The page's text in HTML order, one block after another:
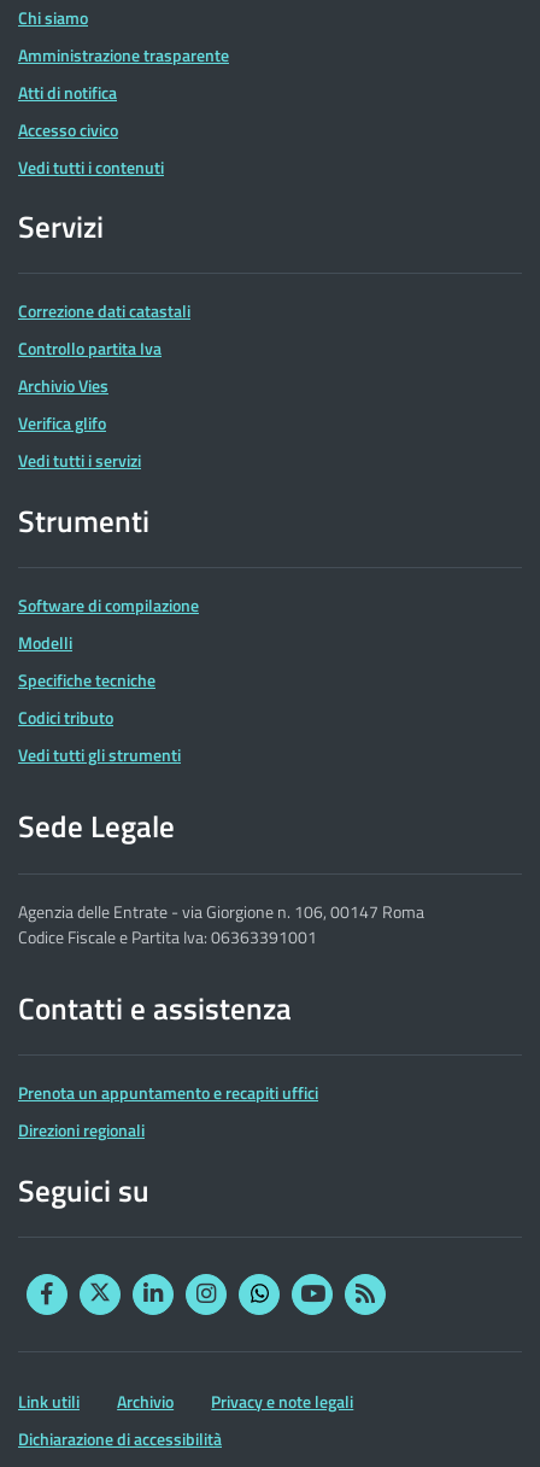
Chi siamo
Amministrazione trasparente
Atti di notifica
Accesso civico
Vedi tutti i contenuti
Servizi
Correzione dati catastali
Controllo partita Iva
Archivio Vies
Verifica glifo
Vedi tutti i servizi
Strumenti
Software di compilazione
Modelli
Specifiche tecniche
Codici tributo
Vedi tutti gli strumenti
Sede Legale
Agenzia delle Entrate - via Giorgione n. 106, 00147 Roma
Codice Fiscale e Partita Iva: 06363391001
Contatti e assistenza
Prenota un appuntamento e recapiti uffici
Direzioni regionali
Seguici su
FacebookTwitterLinkedinInstagram
YouTubeRSS
Altre
informazioni
Link utili Archivio
Privacy e note legali
Dichiarazione di accessibilità